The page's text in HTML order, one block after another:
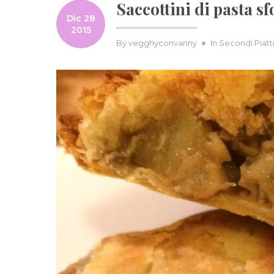
Dic 28
2015
Saccottini di pasta
Byvegghyconvanny In Secondi Piatti